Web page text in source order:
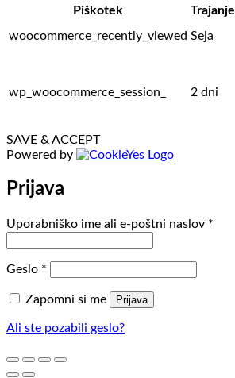
Piškotek
Trajanje
woocommerce_recently_viewed Seja
wp_woocommerce_session_ 2 dni
SAVE & ACCEPT
Powered by
Prijava
Uporabniško ime ali e-poštni naslov *
Geslo *
Zapomni si me Prijava
Ali ste pozabili geslo?